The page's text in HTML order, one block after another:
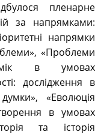
пленарне
за напрямками:
напрямки
«Проблеми
в умовах
дослідження в
«Еволюція
в умовах
та історія